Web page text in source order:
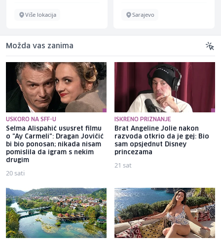
Više lokacija Sarajevo
Možda vas zanima
USKORO NA SFF-U
Selma Alispahić ususret filmu
o "Ay Carmeli": Dragan Jovičić
bi bio ponosan; nikada nisam
pomislila da igram s nekim
drugim
20 sati
ISKRENO PRIZNANJE
Brat Angeline Jolie nakon
razvoda otkrio da je gej: Bio
sam opsjednut Disney
princezama
21 sat